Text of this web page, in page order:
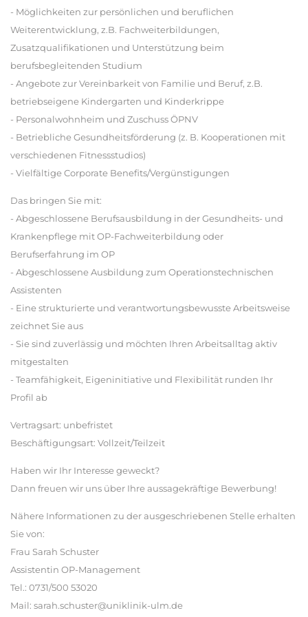
- Möglichkeiten zur persönlichen und beruflichen
Weiterentwicklung, z.B. Fachweiterbildungen,
Zusatzqualifikationen und Unterstützung beim
berufsbegleitenden Studium
- Angebote zur Vereinbarkeit von Familie und Beruf, z.B.
betriebseigene Kindergarten und Kinderkrippe
- Personalwohnheim und Zuschuss ÖPNV
- Betriebliche Gesundheitsförderung (z. B. Kooperationen mit
verschiedenen Fitnessstudios)
- Vielfältige Corporate Benefits/Vergünstigungen
Das bringen Sie mit:
- Abgeschlossene Berufsausbildung in der Gesundheits- und
Krankenpflege mit OP-Fachweiterbildung oder
Berufserfahrung im OP
- Abgeschlossene Ausbildung zum Operationstechnischen
Assistenten
- Eine strukturierte und verantwortungsbewusste Arbeitsweise
zeichnet Sie aus
- Sie sind zuverlässig und möchten Ihren Arbeitsalltag aktiv
mitgestalten
- Teamfähigkeit, Eigeninitiative und Flexibilität runden Ihr
Profil ab
Vertragsart: unbefristet
Beschäftigungsart: Vollzeit/Teilzeit
Haben wir Ihr Interesse geweckt?
Dann freuen wir uns über Ihre aussagekräftige Bewerbung!
Nähere Informationen zu der ausgeschriebenen Stelle erhalten
Sie von:
Frau Sarah Schuster
Assistentin OP-Management
Tel.: 0731/500 53020
Mail: sarah.schuster@uniklinik-ulm.de